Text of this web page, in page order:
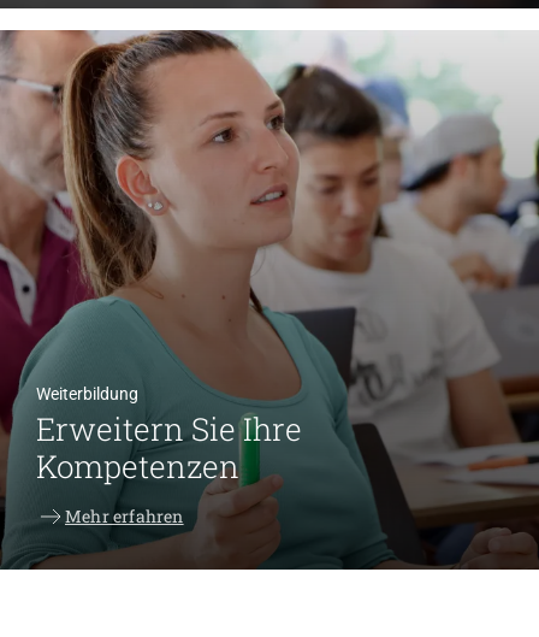
Weiterbildung
Erweitern Sie Ihre
Kompetenzen
Mehr erfahren